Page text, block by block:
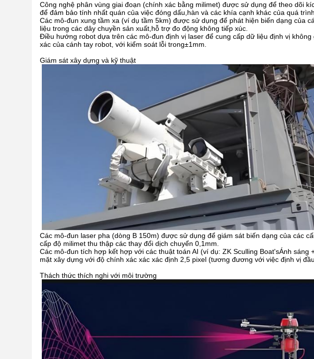
Công nghệ phân vùng giai đoạn (chính xác bằng milimet) được sử dụng để theo dõi
để đảm bảo tính nhất quán của việc đóng dấu,hàn và các khía cạnh khác của quá
Các mô-đun xung tầm xa (ví dụ tầm 5km) được sử dụng để phát hiện biến dạng của
liệu trong các dây chuyền sản xuất,hỗ trợ đo động không tiếp xúc.
Điều hướng robot dựa trên các mô-đun định vị laser để cung cấp dữ liệu định vị
xác của cánh tay robot, với kiểm soát lỗi trong±1mm.
Giám sát xây dựng và kỹ thuật
Các mô-đun laser pha (dòng B 150m) được sử dụng để giám sát biến dạng của các
cấp độ milimet thu thập các thay đổi dịch chuyển 0,1mm.
Các mô-đun tích hợp kết hợp với các thuật toán AI (ví dụ: ZK Sculling Boat'sÁnh sáng
mặt xây dựng với độ chính xác xác xác định 2,5 pixel (tương đương với việc định vị
Thách thức thích nghi với môi trường